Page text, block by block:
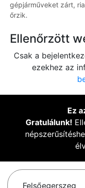
gépjárműveket zárt,
őrzik.
Ellenőrzött
Csak a
ezekhez az
Ez
Gratulálunk!
Felsőegerszeg